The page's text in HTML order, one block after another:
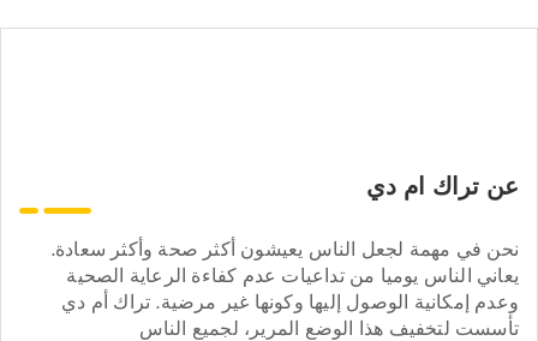
عن تراك ام دي
نحن في مهمة لجعل الناس يعيشون أكثر صحة وأكثر سعادة.
يعاني الناس يوميا من تداعيات عدم كفاءة الرعاية الصحية
وعدم إمكانية الوصول إليها وكونها غير مرضية. تراك أم دي
تأسست لتخفيف هذا الوضع المرير، لجميع الناس